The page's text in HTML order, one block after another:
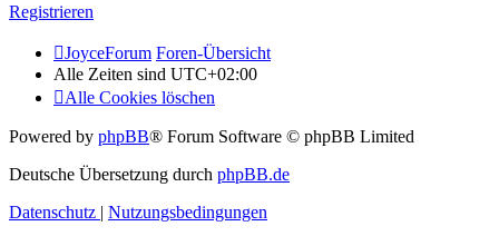
Registrieren
JoyceForum Foren-Übersicht
Alle Zeiten sind UTC+02:00
Alle Cookies löschen
Powered by phpBB® Forum Software © phpBB Limited
Deutsche Übersetzung durch phpBB.de
Datenschutz | Nutzungsbedingungen